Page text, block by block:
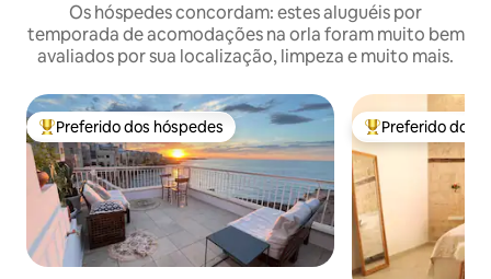
Os hóspedes concordam: estes aluguéis por
temporada de acomodações na orla foram muito bem
avaliados por sua localização, limpeza e muito mais.
Entre os melhores preferidos dos hóspedes
Preferido dos hóspedes Entre os
Preferido dos